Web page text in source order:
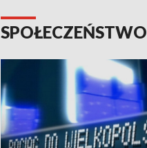
SPOŁECZEŃSTWO